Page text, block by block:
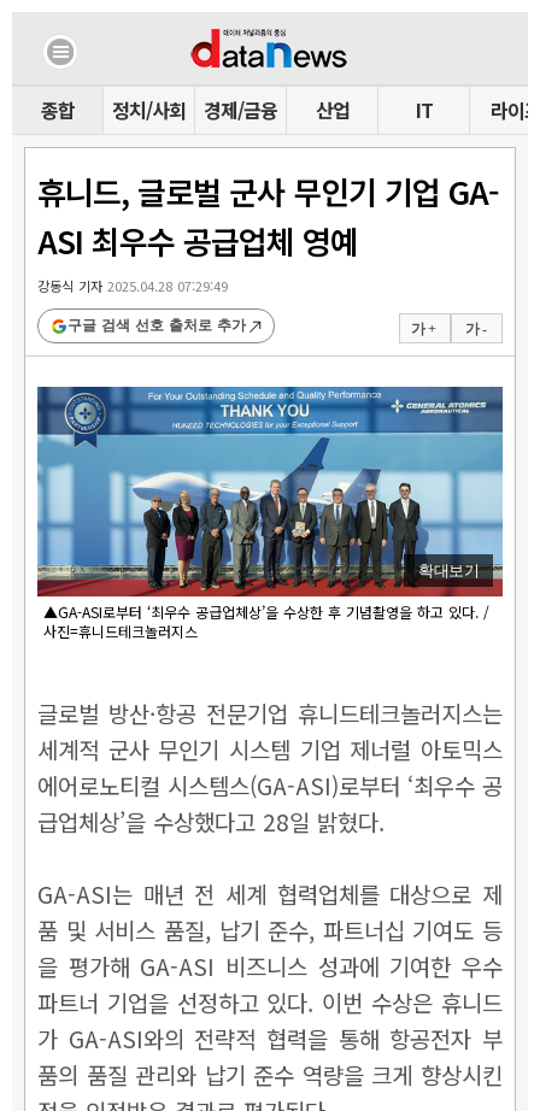
종합 정치/사회 경제/금융 산업 IT 라이프
휴니드, 글로벌 군사 무인기 기업 GA-
ASI 최우수 공급업체 영예
강동식 기자2025.04.28 07:29:49
가 + 가 -
구글 검색 선호 출처로 추가
확대보기
▲GA-ASI로부터 ‘최우수 공급업체상’을 수상한 후 기념촬영을 하고 있다. /
사진=휴니드테크놀러지스
글로벌 방산·항공 전문기업 휴니드테크놀러지스는
세계적 군사 무인기 시스템 기업 제너럴 아토믹스
에어로노티컬 시스템스(GA-ASI)로부터 ‘최우수 공
급업체상’을 수상했다고 28일 밝혔다.
GA-ASI는 매년 전 세계 협력업체를 대상으로 제
품 및 서비스 품질, 납기 준수, 파트너십 기여도 등
을 평가해 GA-ASI 비즈니스 성과에 기여한 우수
파트너 기업을 선정하고 있다. 이번 수상은 휴니드
가 GA-ASI와의 전략적 협력을 통해 항공전자 부
품의 품질 관리와 납기 준수 역량을 크게 향상시킨